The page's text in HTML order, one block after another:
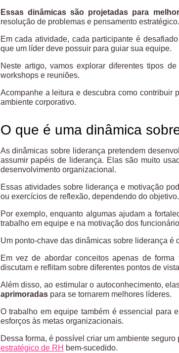
Essas dinâmicas são projetadas para
resolução de problemas e pensamento estratégico.
Em cada atividade, cada participante é
que um líder deve possuir para guiar sua equipe.
Neste artigo, vamos explorar diferentes tipos
workshops e reuniões.
Acompanhe a leitura e descubra como contribuir
ambiente corporativo.
O que é uma dinâmica
As dinâmicas sobre liderança pretendem
assumir papéis de liderança. Elas são muito
desenvolvimento organizacional.
Essas atividades sobre liderança e motivação
ou exercícios de reflexão, dependendo do objetivo.
Por exemplo, enquanto algumas ajudam a
trabalho em equipe e na motivação dos
Um ponto-chave das dinâmicas sobre liderança é
Em vez de abordar conceitos apenas de forma
discutam e reflitam sobre diferentes pontos de
Além disso, ao estimular o autoconhecimento,
aprimoradaspara se tornarem melhores líderes.
O trabalho em equipe também é essencial para
esforços às metas organizacionais.
Dessa forma, é possível criar um ambiente
estratégico de RH bem-sucedido.